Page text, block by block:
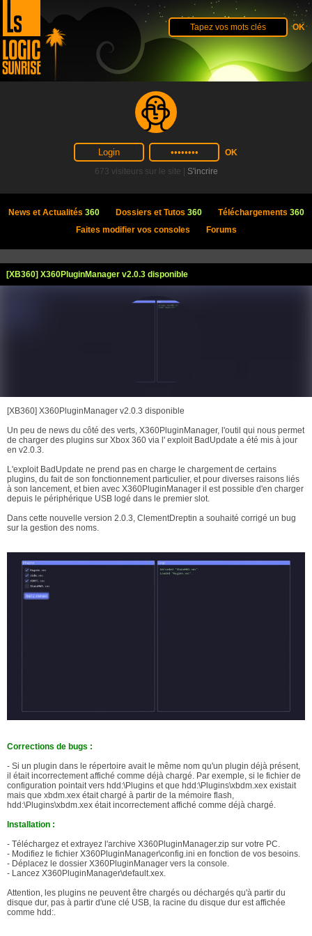
673 visiteurs sur le site | S'incrire
News et Actualités 360 Dossiers et Tutos 360 Téléchargements 360
Faites modifier vos consoles
Forums
[XB360] X360PluginManager v2.0.3 disponible
[XB360] X360PluginManager v2.0.3 disponible
Un peu de news du côté des verts, X360PluginManager, l'outil qui nous permet
de charger des plugins sur Xbox 360 via l' exploit BadUpdate a été mis à jour
en v2.0.3.
L'exploit BadUpdate ne prend pas en charge le chargement de certains
plugins, du fait de son fonctionnement particulier, et pour diverses raisons liés
à son lancement, et bien avec X360PluginManager il est possible d'en charger
depuis le périphérique USB logé dans le premier slot.
Dans cette nouvelle version 2.0.3, ClementDreptin a souhaité corrigé un bug
sur la gestion des noms.
Corrections de bugs :
- Si un plugin dans le répertoire avait le même nom qu'un plugin déjà présent,
il était incorrectement affiché comme déjà chargé. Par exemple, si le fichier de
configuration pointait vers hdd:\Plugins et que hdd:\Plugins\xbdm.xex existait
mais que xbdm.xex était chargé à partir de la mémoire flash,
hdd:\Plugins\xbdm.xex était incorrectement affiché comme déjà chargé.
Installation :
- Téléchargez et extrayez l'archive X360PluginManager.zip sur votre PC.
- Modifiez le fichier X360PluginManager\config.ini en fonction de vos besoins.
- Déplacez le dossier X360PluginManager vers la console.
- Lancez X360PluginManager\default.xex.
Attention, les plugins ne peuvent être chargés ou déchargés qu'à partir du
disque dur, pas à partir d'une clé USB, la racine du disque dur est affichée
comme hdd:.